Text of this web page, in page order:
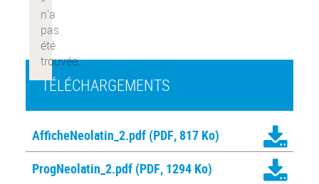
TÉLÉCHARGEMENTS
AfficheNeolatin_2.pdf (PDF, 817 Ko)
ProgNeolatin_2.pdf (PDF, 1294 Ko)